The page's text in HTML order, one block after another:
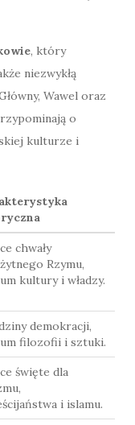
, który
niezwykłą
Wawel oraz
o
kulturze i
chwały
Rzymu,
kultury i władzy.
demokracji,
filozofii i sztuki.
święte dla
i islamu.